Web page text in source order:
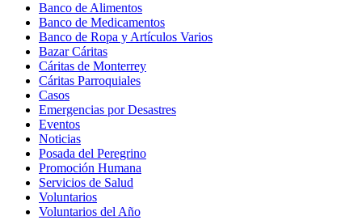
Banco de Alimentos
Banco de Medicamentos
Banco de Ropa y Artículos Varios
Bazar Cáritas
Cáritas de Monterrey
Cáritas Parroquiales
Casos
Emergencias por Desastres
Eventos
Noticias
Posada del Peregrino
Promoción Humana
Servicios de Salud
Voluntarios
Voluntarios del Año